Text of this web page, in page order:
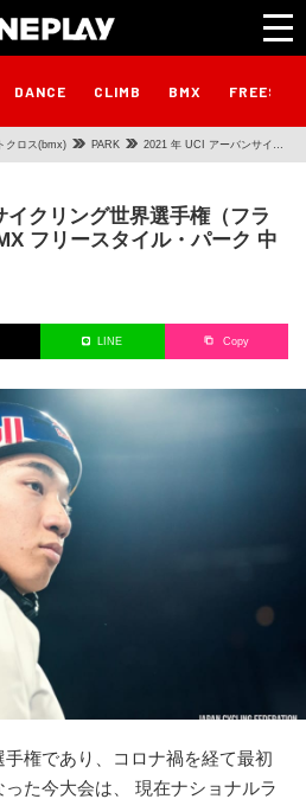
DANCE CLIMB BMX
クロス(bmx) PARK 2021 年 UCI アーバンサイク
ス・モンペリエ） BMX フリ
ースタイル・パーク 中村輪夢
クリング世界選⼿権（フラ
LINE Copy
権であり、コロナ禍を経て最初
た今⼤会は、 現在ナショナルラ